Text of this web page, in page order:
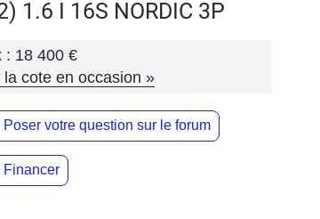
1.6 I 16S NORDIC 3P
: 18 400 €
la cote en occasion »
Poser votre question sur le forum
Financer